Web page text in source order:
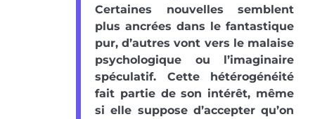
Certaines nouvelles semblent
plus ancrées dans le fantastique
pur, d’autres vont vers le malaise
psychologique ou l’imaginaire
spéculatif. Cette hétérogénéité
fait partie de son intérêt, même
si elle suppose d’accepter qu’on